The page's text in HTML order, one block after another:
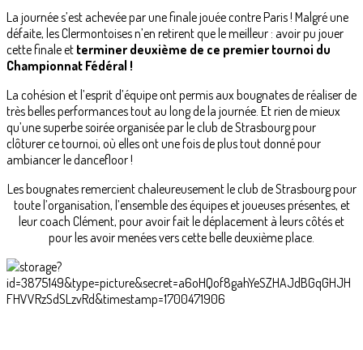
La journée s’est achevée par une finale jouée contre Paris ! Malgré une
défaite, les Clermontoises n’en retirent que le meilleur : avoir pu jouer
cette finale et terminer deuxième de ce premier tournoi du
Championnat Fédéral !
La cohésion et l’esprit d’équipe ont permis aux bougnates de réaliser de
très belles performances tout au long de la journée. Et rien de mieux
qu’une superbe soirée organisée par le club de Strasbourg pour
clôturer ce tournoi, où elles ont une fois de plus tout donné pour
ambiancer le dancefloor !
Les bougnates remercient chaleureusement le club de Strasbourg pour
toute l’organisation, l’ensemble des équipes et joueuses présentes, et
leur coach Clément, pour avoir fait le déplacement à leurs côtés et
pour les avoir menées vers cette belle deuxième place.